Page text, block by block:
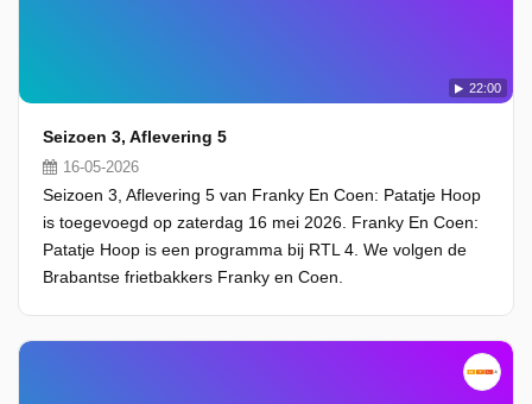
22:00
Seizoen 3, Aflevering 5
16-05-2026
Seizoen 3, Aflevering 5 van Franky En Coen: Patatje Hoop
is toegevoegd op zaterdag 16 mei 2026. Franky En Coen:
Patatje Hoop is een programma bij RTL 4. We volgen de
Brabantse frietbakkers Franky en Coen.